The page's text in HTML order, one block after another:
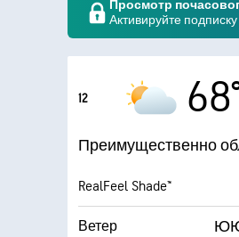
Просмотр
Активируйте
12
Преимущественно
RealFeel Shade™
Ветер